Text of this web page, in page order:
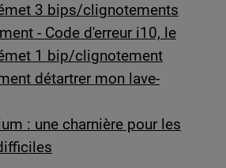
3 bips/clignotements
- Code d'erreur i10, le
1 bip/clignotement
détartrer mon lave-
: une charnière pour les